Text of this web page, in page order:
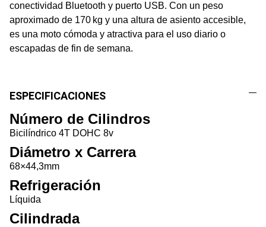
conectividad Bluetooth y puerto USB. Con un peso
aproximado de 170 kg y una altura de asiento accesible,
es una moto cómoda y atractiva para el uso diario o
escapadas de fin de semana.
ESPECIFICACIONES
Número de Cilindros
Bicilíndrico 4T DOHC 8v
Diámetro x Carrera
68×44,3mm
Refrigeración
Líquida
Cilindrada